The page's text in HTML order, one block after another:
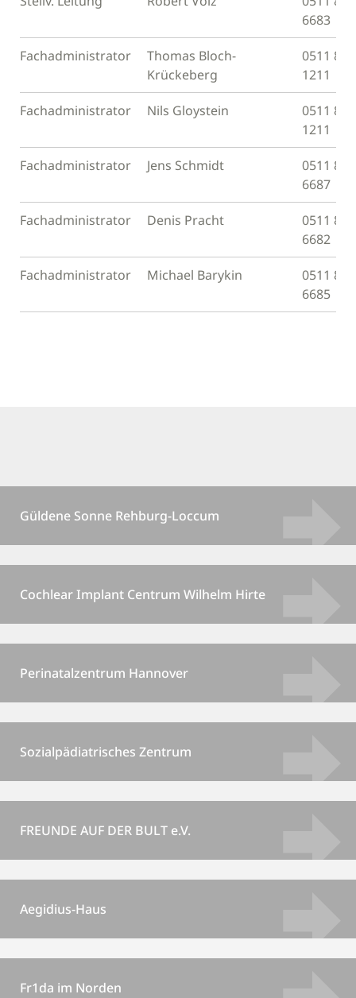
6683
Fachadministrator
Thomas Bloch-
Krückeberg
0511
1211
Fachadministrator Nils Gloystein
0511
1211
Fachadministrator Jens Schmidt
0511
6687
Fachadministrator Denis Pracht
0511
6682
Fachadministrator Michael Barykin
0511
6685
Güldene Sonne Rehburg-Loccum
Cochlear Implant Centrum Wilhelm Hirte
Perinatalzentrum Hannover
Sozialpädiatrisches Zentrum
FREUNDE AUF DER BULT e.V.
Aegidius-Haus
Fr1da im Norden